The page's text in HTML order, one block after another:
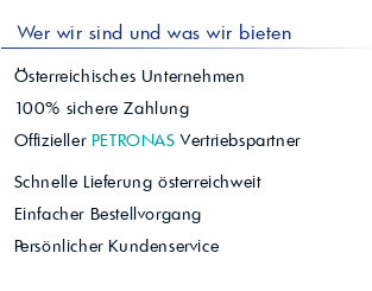
Wer wir sind und was wir bieten
Österreichisches Unternehmen
100% sichere Zahlung
Offizieller PETRONAS Vertriebspartner
Schnelle Lieferung österreichweit
Einfacher Bestellvorgang
Persönlicher Kundenservice